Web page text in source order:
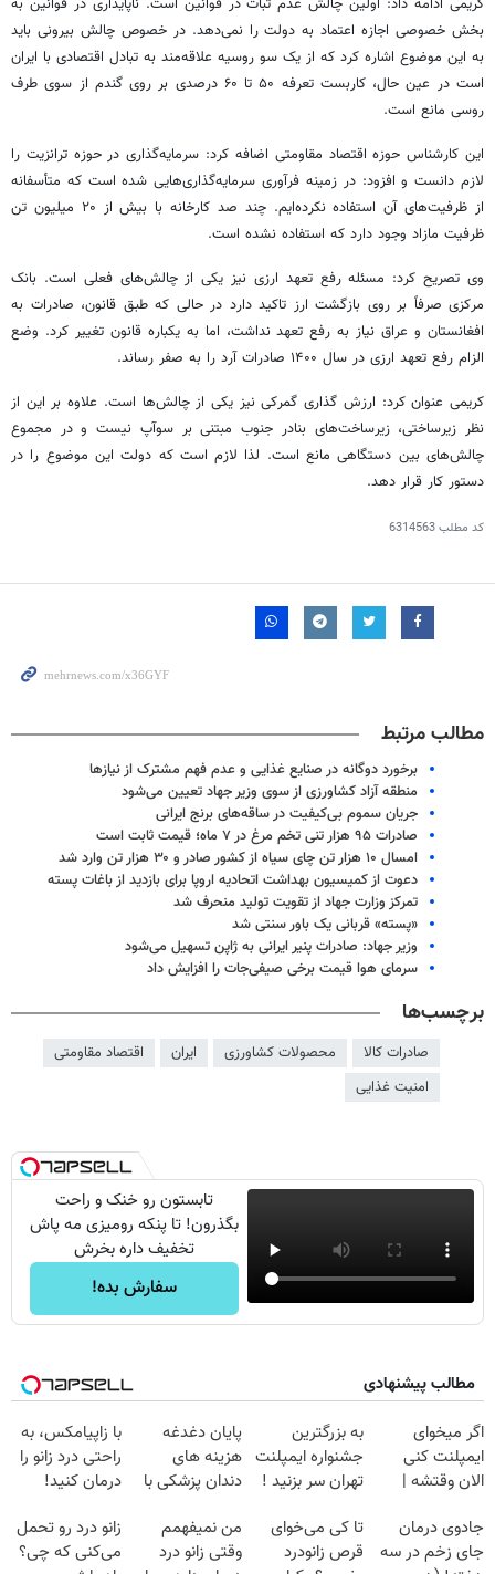
کریمی ادامه داد: اولین چالش عدم ثبات در قوانین است. ناپایداری در قوانین به
بخش خصوصی اجازه اعتماد به دولت را نمی‌دهد. در خصوص چالش بیرونی باید
به این موضوع اشاره کرد که از یک سو روسیه علاقه‌مند به تبادل اقتصادی با ایران
است در عین حال، کاربست تعرفه ۵۰ تا ۶۰ درصدی بر روی گندم از سوی طرف
روسی مانع است.
این کارشناس حوزه اقتصاد مقاومتی اضافه کرد: سرمایه‌گذاری در حوزه ترانزیت را
لازم دانست و افزود: در زمینه فرآوری سرمایه‌گذاری‌هایی شده است که متأسفانه
از ظرفیت‌های آن استفاده نکرده‌ایم. چند صد کارخانه با بیش از ۲۰ میلیون تن
ظرفیت مازاد وجود دارد که استفاده نشده است.
وی تصریح کرد: مسئله رفع تعهد ارزی نیز یکی از چالش‌های فعلی است. بانک
مرکزی صرفاً بر روی بازگشت ارز تاکید دارد در حالی که طبق قانون، صادرات به
افغانستان و عراق نیاز به رفع تعهد نداشت، اما به یکباره قانون تغییر کرد. وضع
الزام رفع تعهد ارزی در سال ۱۴۰۰ صادرات آرد را به صفر رساند.
کریمی عنوان کرد: ارزش گذاری گمرکی نیز یکی از چالش‌ها است. علاوه بر این از
نظر زیرساختی، زیرساخت‌های بنادر جنوب مبتنی بر سوآپ نیست و در مجموع
چالش‌های بین دستگاهی مانع است. لذا لازم است که دولت این موضوع را در
دستور کار قرار دهد.
کد مطلب6314563
مطالب مرتبط
برخورد دوگانه در صنایع غذایی و عدم فهم مشترک از نیازها
منطقه آزاد کشاورزی از سوی وزیر جهاد تعیین می‌شود
جریان سموم بی‌کیفیت در ساقه‌های برنج ایرانی
صادرات ۹۵ هزار تنی تخم مرغ در ۷ ماه؛ قیمت ثابت است
امسال ۱۰ هزار تن چای سیاه از کشور صادر و ۳۰ هزار تن وارد شد
دعوت از کمیسیون بهداشت اتحادیه اروپا برای بازدید از باغات پسته
تمرکز وزارت جهاد از تقویت تولید منحرف شد
«پسته» قربانی یک باور سنتی شد
وزیر جهاد: صادرات پنیر ایرانی به ژاپن تسهیل می‌شود
سرمای هوا قیمت برخی صیفی‌جات را افزایش داد
برچسب‌ها
صادرات کالا محصولات کشاورزی ایران
اقتصاد مقاومتی
امنیت غذایی
تابستون رو خنک و راحت
بگذرون! تا پنکه رومیزی مه پاش
تخفیف داره بخرش
سفارش بده!
مطالب پیشنهادی
اگر میخوای
ایمپلنت کنی
الان وقتشه |
میلیون تومان!!!
به بزرگترین
جشنواره ایمپلنت
تهران سر بزنید !
میلیون !
پایان دغدغه
هزینه های
دندان پزشکی با
خانگی
با زاپیامکس، به
راحتی درد زانو را
درمان کنید!
جادوی درمان
جای زخم در سه
تا کی می‌خوای
قرص زانودرد
من نمیفهمم
وقتی زانو درد
زانو درد رو تحمل
می‌کنی که چی؟